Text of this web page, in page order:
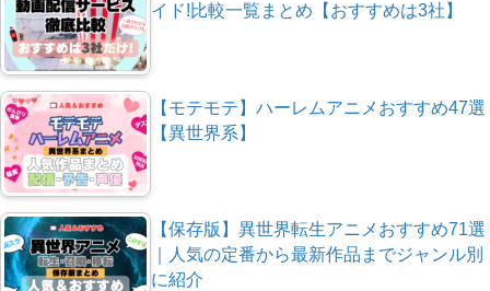
イド!比較一覧まとめ【おすすめは3社】
【モテモテ】ハーレムアニメおすすめ47選
【異世界系】
【保存版】異世界転生アニメおすすめ71選
｜人気の定番から最新作品までジャンル別
に紹介